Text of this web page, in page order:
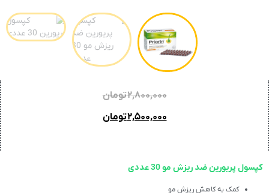
۲,۸۰۰,۰۰۰تومان
۲,۵۰۰,۰۰۰تومان
کپسول پریورین ضد ریزش مو 30 عددی
کمک به کاهش ریزش مو